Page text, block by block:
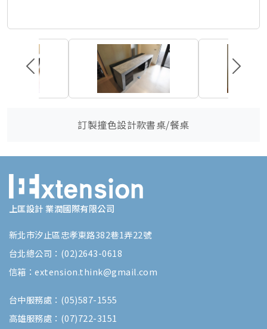
訂製撞色設計款書桌/餐桌
上匡設計 業潤國際有限公司
新北市汐止區忠孝東路382巷1弄22號
台北總公司：(02)2643-0618
信箱：extension.think@gmail.com
台中服務處：(05)587-1555
高雄服務處：(07)722-3151